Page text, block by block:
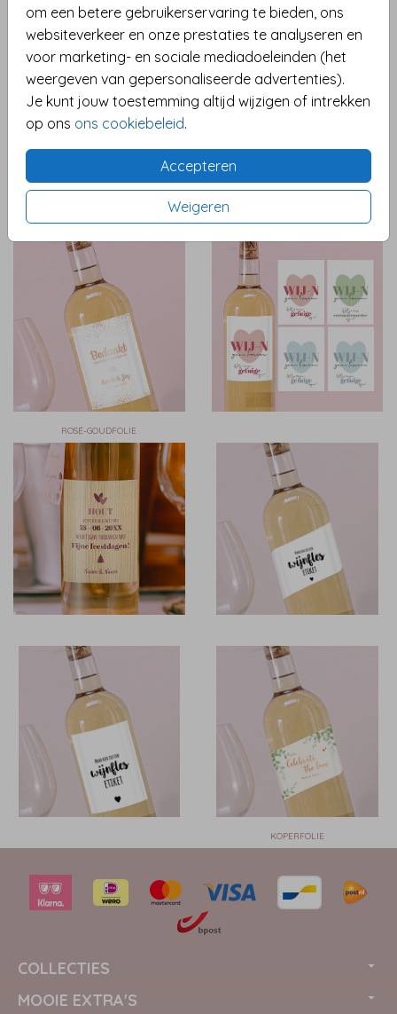
om een betere gebruikerservaring te bieden, ons
websiteverkeer en onze prestaties te analyseren en
voor marketing- en sociale mediadoeleinden (het
weergeven van gepersonaliseerde advertenties).
Je kunt jouw toestemming altijd wijzigen of intrekken
op ons ons cookiebeleid.
Accepteren
Weigeren
ROSÉ-GOUDFOLIE
KOPERFOLIE
COLLECTIES
MOOIE EXTRA'S